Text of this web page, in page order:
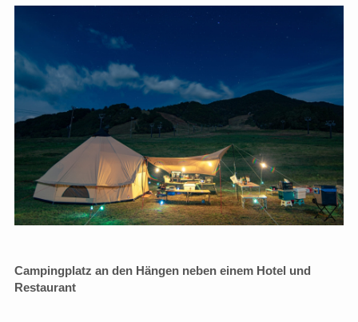
Campingplatz an den Hängen neben einem Hotel und
Restaurant